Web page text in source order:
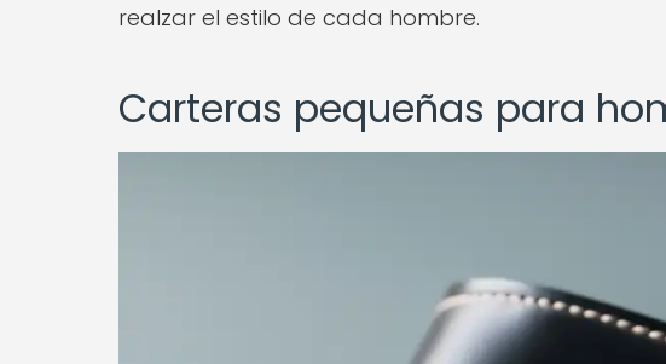
realzar el estilo de cada hombre.
Carteras pequeñas para